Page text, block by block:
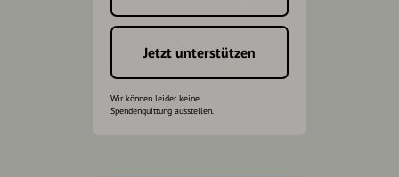
Jetzt unterstützen
Wir können leider keine
Spendenquittung ausstellen.